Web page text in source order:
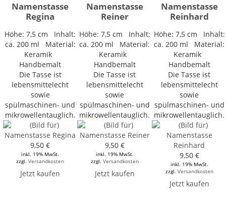
Namenstasse
Regina
Höhe: 7,5 cm Inhalt:
ca. 200 ml Material:
Keramik
Handbemalt
Die Tasse ist
lebensmittelecht
sowie
spülmaschinen- und
mikrowellentauglich.
9,50 €
inkl. 19% MwSt.
zzgl.Versandkosten
Jetzt kaufen
Namenstasse
Reiner
Höhe: 7,5 cm Inhalt:
ca. 200 ml Material:
Keramik
Handbemalt
Die Tasse ist
lebensmittelecht
sowie
spülmaschinen- und
mikrowellentauglich.
9,50 €
inkl. 19% MwSt.
zzgl. Versandkosten
Jetzt kaufen
Namenstasse
Reinhard
Höhe: 7,5 cm Inhalt:
ca. 200 ml Material:
Keramik
Handbemalt
Die Tasse ist
lebensmittelecht
sowie
spülmaschinen- und
mikrowellentauglich.
9,50 €
inkl. 19% MwSt.
zzgl. Versandkosten
Jetzt kaufen